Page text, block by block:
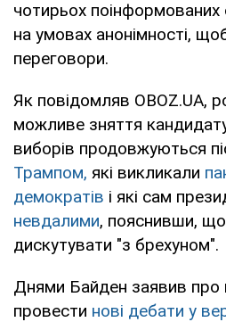
чотирьох поінформованих
на умовах анонімності,
переговори.
Як повідомляв OBOZ.UA,
можливе зняття
виборів продовжуються
Трампом, які викликали
демократів і які сам
невдалими, пояснивши,
дискутувати "з брехуном".
Днями Байден заявив про
провести нові дебати у